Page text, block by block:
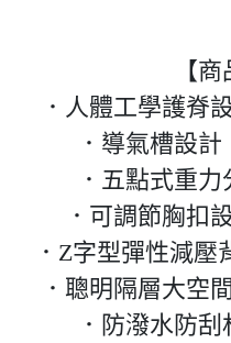
【
．人體工學護脊
．導氣槽設
．五點式重
．可調節胸扣
．Z字型彈性減
．聰明隔層大空
．防潑水防